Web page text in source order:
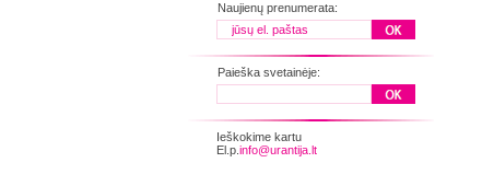
Naujienų prenumerata:
Paieška svetainėje:
Ieškokime kartu
El.p. info@urantija.lt